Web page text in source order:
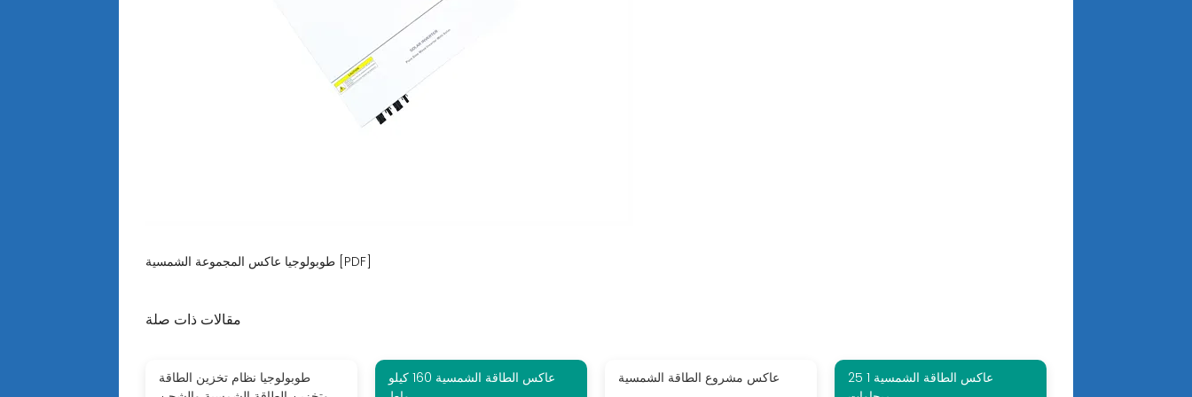
طوبولوجيا عاكس المجموعة الشمسية [PDF]
مقالات ذات صلة
طوبولوجيا نظام تخزين الطاقة
عاكس الطاقة الشمسية 160 كيلو
عاكس مشروع الطاقة الشمسية
عاكس الطاقة الشمسية 1 25